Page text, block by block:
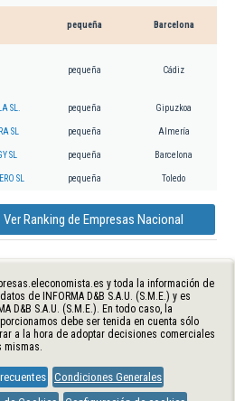
pequeña Barcelona
pequeña Cádiz
SL. pequeña Gipuzkoa
SL pequeña Almería
SL pequeña Barcelona
SL pequeña Toledo
Ver Ranking de Empresas Nacional
y toda la información de
de INFORMA D&B S.A.U. (S.M.E.) y es
D&B S.A.U. (S.M.E.). En todo caso, la
debe ser tenida en cuenta sólo
a la hora de adoptar decisiones comerciales
Condiciones Generales